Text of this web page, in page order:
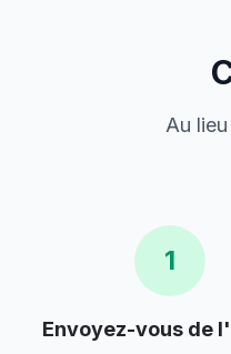
Au
1
Envoyez-vous de